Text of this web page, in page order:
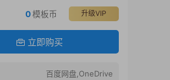
升级VIP
0模板币
立即购买
百度网盘,OneDrive